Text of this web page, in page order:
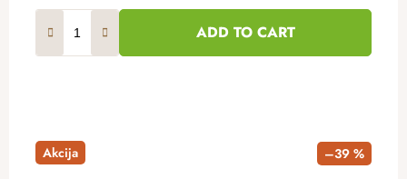
ADD TO CART
Akcija –39 %